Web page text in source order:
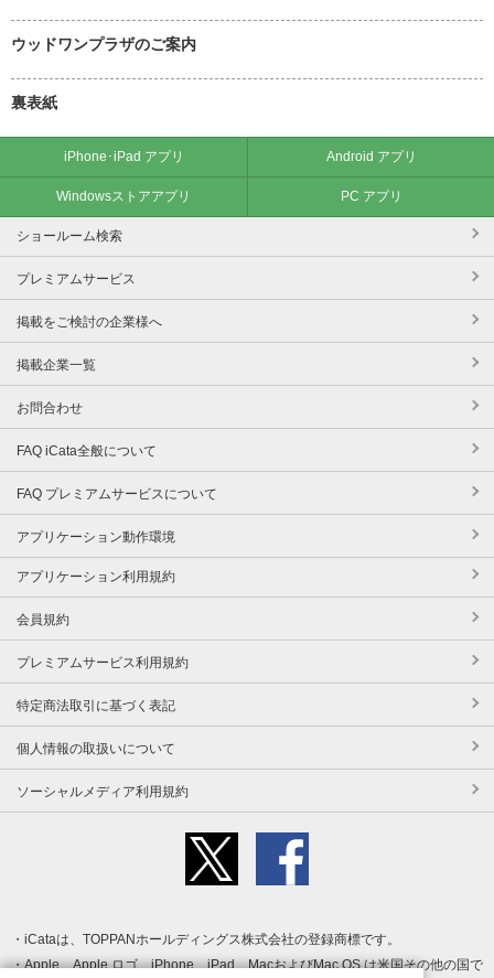
ウッドワンプラザのご案内
裏表紙
iPhone･iPad アプリ Android アプリ
Windowsストアアプリ PC アプリ
ショールーム検索
プレミアムサービス
掲載をご検討の企業様へ
掲載企業一覧
お問合わせ
FAQ iCata全般について
FAQ プレミアムサービスについて
アプリケーション動作環境
アプリケーション利用規約
会員規約
プレミアムサービス利用規約
特定商法取引に基づく表記
個人情報の取扱いについて
ソーシャルメディア利用規約
iCataは、TOPPANホールディングス株式会社の登録商標です。
Apple、Apple ロゴ、iPhone、iPad、MacおよびMac OS は米国その他の国で